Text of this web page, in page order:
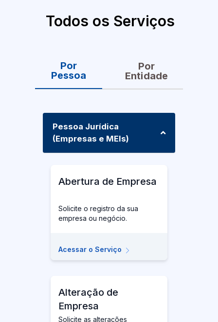
Todos os Serviços
Por
Pessoa
Por
Entidade
Pessoa Jurídica
(Empresas e MEIs)
Abertura de Empresa
Solicite o registro da sua
empresa ou negócio.
Acessar o Serviço
Alteração de
Empresa
Solicite as alterações